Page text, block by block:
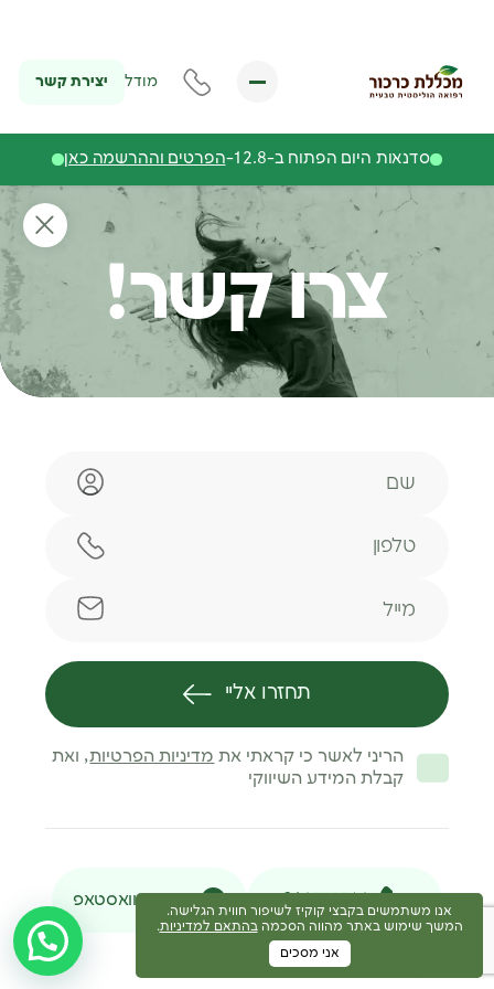
מודל יצירת קשר
סדנאות היום הפתוח ב-12.8- הפרטים וההרשמה כאן
צרו קשר!
תחזרו אליי
הריני לאשר כי קראתי את מדיניות הפרטיות, ואת
קבלת המידע השיווקי
046377716 הודעת וואסטאפ
אנו משתמשים בקבצי קוקיז לשיפור חווית הגלישה.
המשך שימוש באתר מהווה הסכמהבהתאם למדיניות.
אני מסכים